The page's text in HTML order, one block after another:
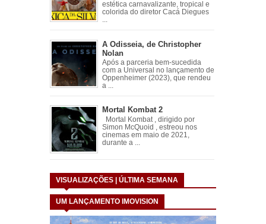
estética carnavalizante, tropical e
colorida do diretor Cacá Diegues
A Odisseia, de Christopher
Nolan
Após a parceria bem-sucedida
com a Universal no lançamento de
Oppenheimer (2023), que rendeu
a ...
Mortal Kombat 2
Mortal Kombat , dirigido por
Simon McQuoid , estreou nos
cinemas em maio de 2021,
durante a ...
VISUALIZAÇÕES | ÚLTIMA SEMANA
UM LANÇAMENTO IMOVISION